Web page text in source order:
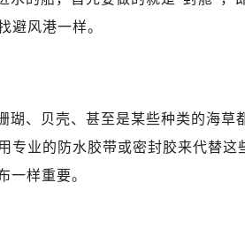
避风港一样。
瑚、贝壳、甚至是某些种类的海草
专业的防水胶带或密封胶来代替这
一样重要。